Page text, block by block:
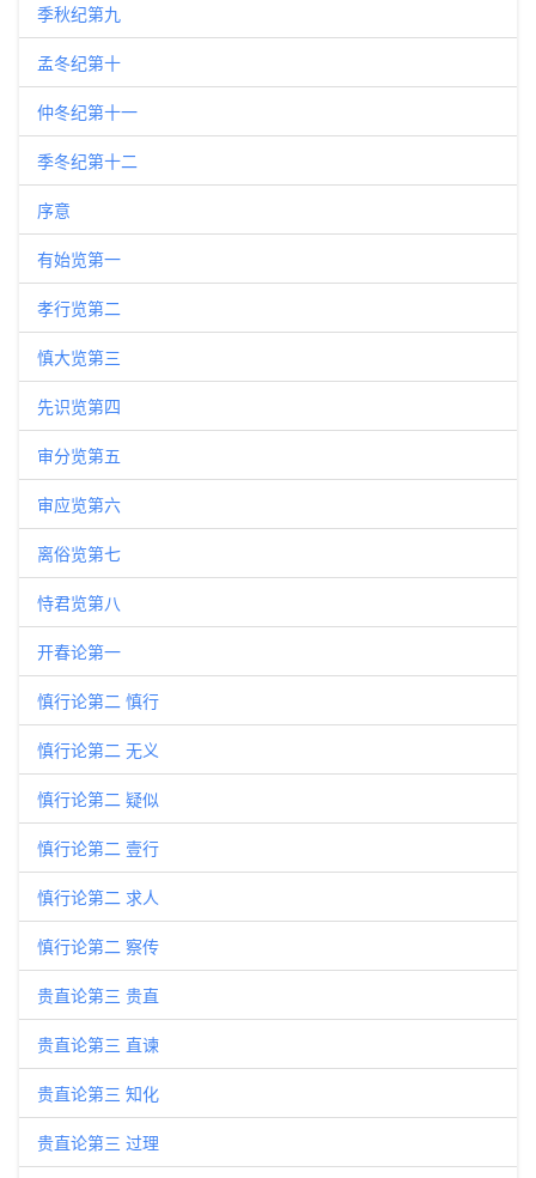
季秋纪第九
孟冬纪第十
仲冬纪第十一
季冬纪第十二
序意
有始览第一
孝行览第二
慎大览第三
先识览第四
审分览第五
审应览第六
离俗览第七
恃君览第八
开春论第一
慎行论第二 慎行
慎行论第二 无义
慎行论第二 疑似
慎行论第二 壹行
慎行论第二 求人
慎行论第二 察传
贵直论第三 贵直
贵直论第三 直谏
贵直论第三 知化
贵直论第三 过理